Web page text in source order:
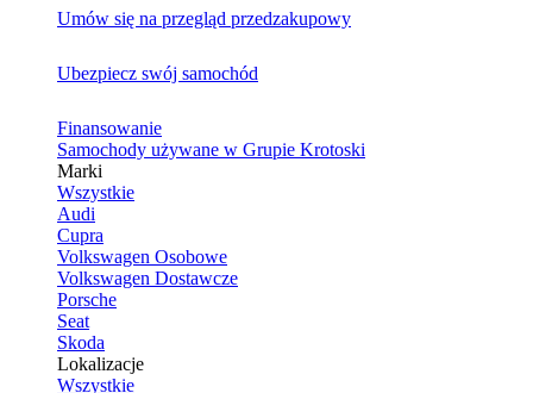
Umów się na przegląd przedzakupowy
Ubezpiecz swój samochód
Finansowanie
Samochody używane w Grupie Krotoski
Marki
Wszystkie
Audi
Cupra
Volkswagen Osobowe
Volkswagen Dostawcze
Porsche
Seat
Skoda
Lokalizacje
Wszystkie